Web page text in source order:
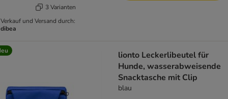
3 Varianten
Verkauf und Versand durch:
dibea
lionto Leckerlibeutel für
Hunde, wasserabweisende
Snacktasche mit Clip
blau